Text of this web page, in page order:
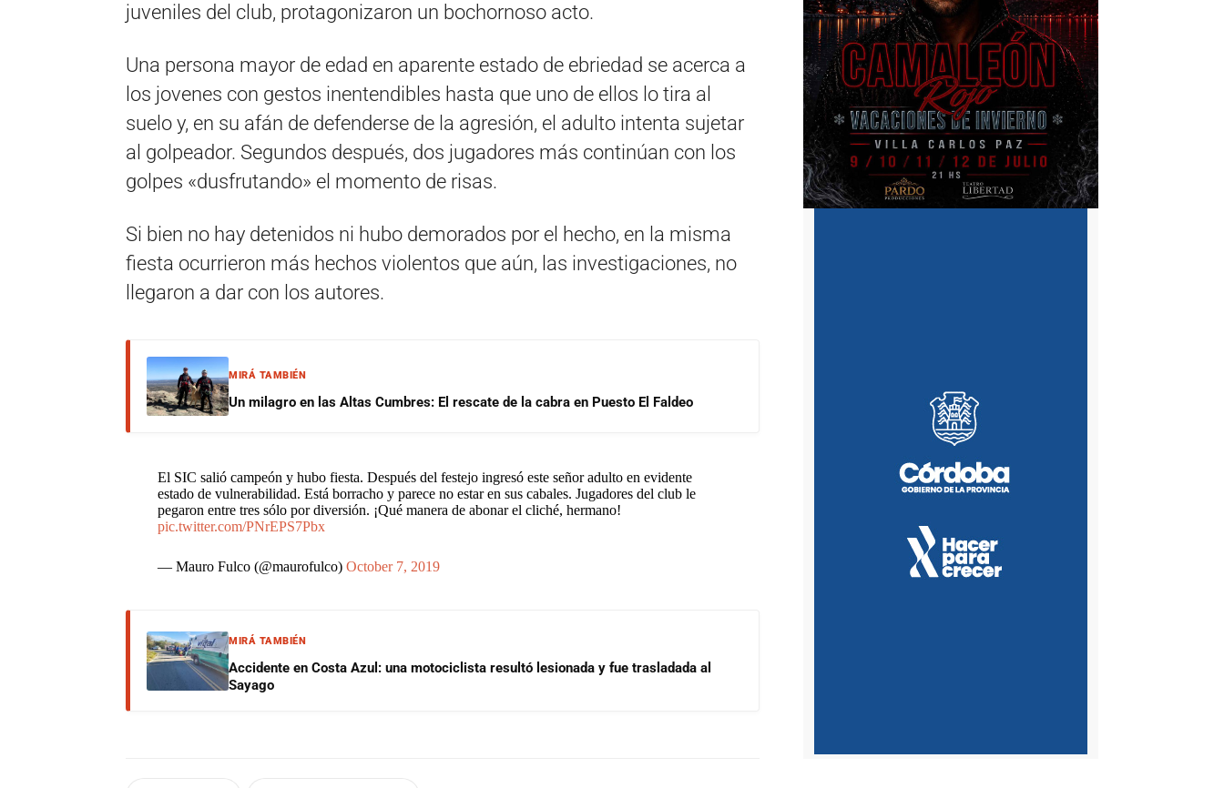
juveniles del club, protagonizaron un bochornoso acto.
Una persona mayor de edad en aparente estado de ebriedad se acerca a
los jovenes con gestos inentendibles hasta que uno de ellos lo tira al
suelo y, en su afán de defenderse de la agresión, el adulto intenta sujetar
al golpeador. Segundos después, dos jugadores más continúan con los
golpes «dusfrutando» el momento de risas.
Si bien no hay detenidos ni hubo demorados por el hecho, en la misma
fiesta ocurrieron más hechos violentos que aún, las investigaciones, no
llegaron a dar con los autores.
MIRÁ TAMBIÉN
Un milagro en las Altas Cumbres: El rescate de la cabra en Puesto El Faldeo
El SIC salió campeón y hubo fiesta. Después del festejo ingresó este señor adulto en evidente
estado de vulnerabilidad. Está borracho y parece no estar en sus cabales. Jugadores del club le
pegaron entre tres sólo por diversión. ¡Qué manera de abonar el cliché, hermano!
pic.twitter.com/PNrEPS7Pbx
— Mauro Fulco (@maurofulco) October 7, 2019
MIRÁ TAMBIÉN
Accidente en Costa Azul: una motociclista resultó lesionada y fue trasladada al
Sayago